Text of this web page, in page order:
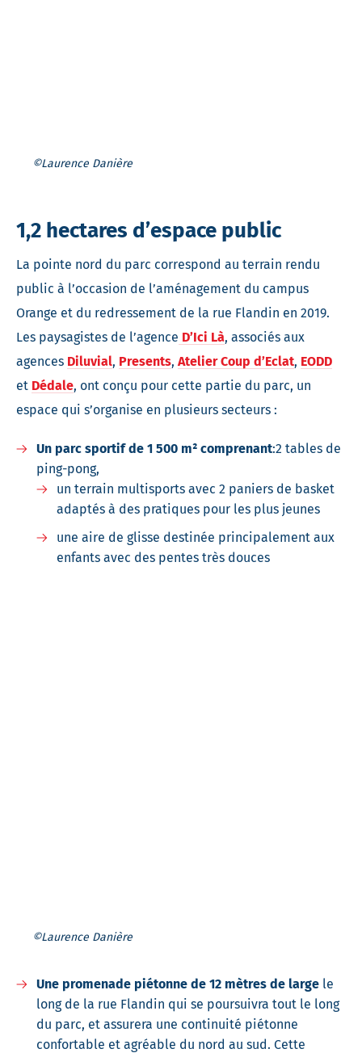
©Laurence Danière
1,2 hectares d’espace public
La pointe nord du parc correspond au terrain rendu
public à l’occasion de l’aménagement du campus
Orange et du redressement de la rue Flandin en 2019.
Les paysagistes de l’agence D’Ici Là, associés aux
agences Diluvial, Presents, Atelier Coup d’Eclat, EODD
et Dédale, ont conçu pour cette partie du parc, un
espace qui s’organise en plusieurs secteurs :
Un parc sportif de 1 500 m² comprenant:2 tables de
ping-pong,
un terrain multisports avec 2 paniers de basket
adaptés à des pratiques pour les plus jeunes
une aire de glisse destinée principalement aux
enfants avec des pentes très douces
©Laurence Danière
Une promenade piétonne de 12 mètres de large le
long de la rue Flandin qui se poursuivra tout le long
du parc, et assurera une continuité piétonne
confortable et agréable du nord au sud. Cette